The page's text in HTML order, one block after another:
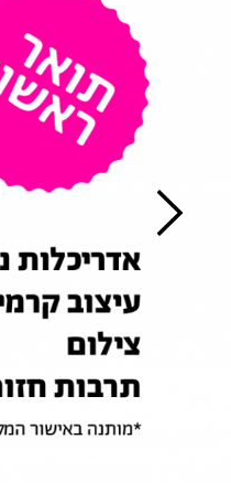
אקדמיה
לאמנות
ועיצוב
ירושלים
תואר